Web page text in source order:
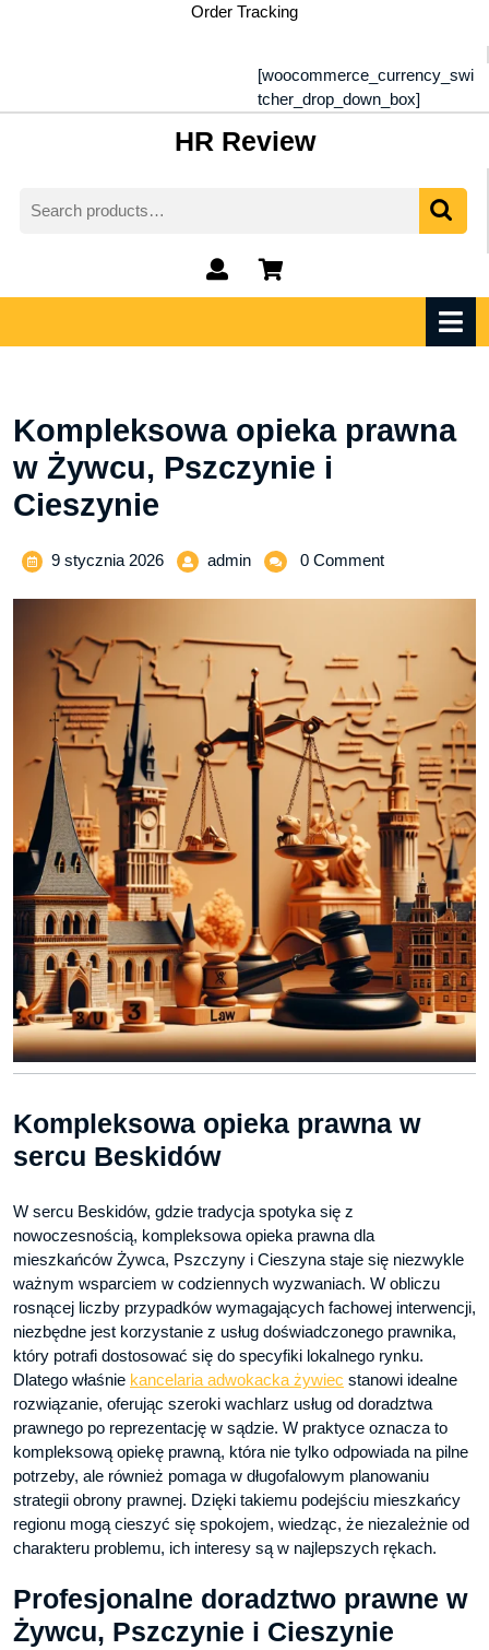
Order Tracking
[woocommerce_currency_swi
tcher_drop_down_box]
HR Review
for:
My
Account
shopping
cart
Kompleksowa opieka prawna
w Żywcu, Pszczynie i
Cieszynie
9 stycznia 20269
adminKompleksowa
Żywcu,
Pszczynie
i
Cieszynie
0 Comment
Kompleksowa opieka prawna w
sercu Beskidów
W sercu Beskidów, gdzie tradycja spotyka się z
nowoczesnością, kompleksowa opieka prawna dla
mieszkańców Żywca, Pszczyny i Cieszyna staje się niezwykle
ważnym wsparciem w codziennych wyzwaniach. W obliczu
rosnącej liczby przypadków wymagających fachowej interwencji,
niezbędne jest korzystanie z usług doświadczonego prawnika,
który potrafi dostosować się do specyfiki lokalnego rynku.
Dlatego właśnie kancelaria adwokacka żywiec stanowi idealne
rozwiązanie, oferując szeroki wachlarz usług od doradztwa
prawnego po reprezentację w sądzie. W praktyce oznacza to
kompleksową opiekę prawną, która nie tylko odpowiada na pilne
potrzeby, ale również pomaga w długofalowym planowaniu
strategii obrony prawnej. Dzięki takiemu podejściu mieszkańcy
regionu mogą cieszyć się spokojem, wiedząc, że niezależnie od
charakteru problemu, ich interesy są w najlepszych rękach.
Profesjonalne doradztwo prawne w
Żywcu, Pszczynie i Cieszynie